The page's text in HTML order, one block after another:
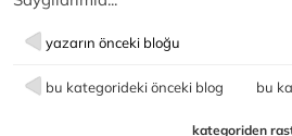
yazarın önceki bloğu
bu kategorideki önceki blog bu
kategoriden